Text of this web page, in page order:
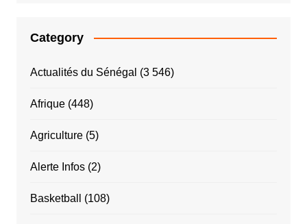
Category
Actualités du Sénégal (3 546)
Afrique(448)
Agriculture(5)
Alerte Infos(2)
Basketball (108)